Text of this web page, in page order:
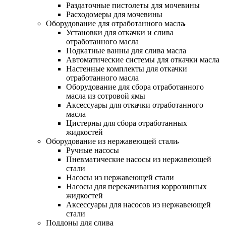
Раздаточные пистолеты для мочевины
Расходомеры для мочевины
Оборудование для отработанного масла
Установки для откачки и слива
отработанного масла
Подкатные ванны для слива масла
Автоматические системы для откачки масла
Настенные комплекты для откачки
отработанного масла
Оборудование для сбора отработанного
масла из сотровой ямы
Аксессуары для откачки отработанного
масла
Цистерны для сбора отработанных
жидкостей
Оборудование из нержавеющей стали
Ручные насосы
Пневматические насосы из нержавеющей
стали
Насосы из нержавеющей стали
Насосы для перекачивания коррозивных
жидкостей
Аксессуары для насосов из нержавеющей
стали
Поддоны для слива